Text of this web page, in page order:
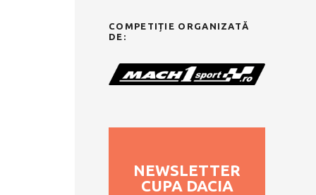
COMPETIȚIE ORGANIZATĂ
DE:
NEWSLETTER
CUPA DACIA